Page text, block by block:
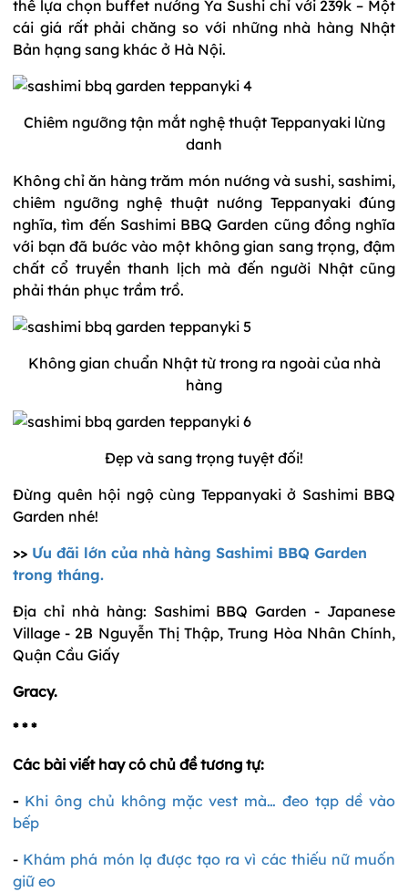
thể lựa chọn buffet nướng Ya Sushi chỉ với 239k – Một
cái giá rất phải chăng so với những nhà hàng Nhật
Bản hạng sang khác ở Hà Nội.
Chiêm ngưỡng tận mắt nghệ thuật Teppanyaki lừng
danh
Không chỉ ăn hàng trăm món nướng và sushi, sashimi,
chiêm ngưỡng nghệ thuật nướng Teppanyaki đúng
nghĩa, tìm đến Sashimi BBQ Garden cũng đồng nghĩa
với bạn đã bước vào một không gian sang trọng, đậm
chất cổ truyền thanh lịch mà đến người Nhật cũng
phải thán phục trầm trồ.
Không gian chuẩn Nhật từ trong ra ngoài của nhà
hàng
Đẹp và sang trọng tuyệt đối!
Đừng quên hội ngộ cùng Teppanyaki ở Sashimi BBQ
Garden nhé!
>> Ưu đãi lớn của nhà hàng Sashimi BBQ Garden
trong tháng.
Địa chỉ nhà hàng: Sashimi BBQ Garden - Japanese
Village - 2B Nguyễn Thị Thập, Trung Hòa Nhân Chính,
Quận Cầu Giấy
Gracy.
* * *
Các bài viết hay có chủ đề tương tự:
- Khi ông chủ không mặc vest mà… đeo tạp dề vào
bếp
- Khám phá món lạ được tạo ra vì các thiếu nữ muốn
giữ eo